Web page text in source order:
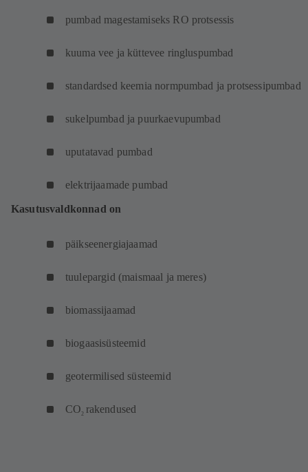
pumbad magestamiseks RO protsessis
kuuma vee ja küttevee ringluspumbad
standardsed keemia normpumbad ja protsessipumbad
sukelpumbad ja puurkaevupumbad
uputatavad pumbad
elektrijaamade pumbad
Kasutusvaldkonnad on
päikseenergiajaamad
tuulepargid (maismaal ja meres)
biomassijaamad
biogaasisüsteemid
geotermilised süsteemid
CO2 rakendused